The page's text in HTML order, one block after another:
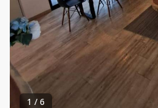
1 / 6